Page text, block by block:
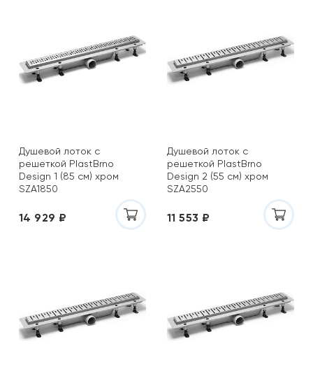
Душевой лоток с
решеткой PlastBrno
Design 1 (85 см) хром
SZA1850
14 929 ₽
Душевой лоток с
решеткой PlastBrno
Design 2 (55 см) хром
SZA2550
11 553 ₽